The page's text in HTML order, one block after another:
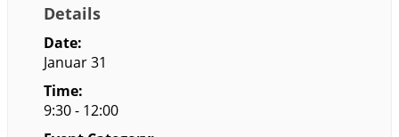
Details
Date:
Januar 31
Time:
9:30 - 12:00